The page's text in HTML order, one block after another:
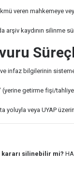
veren mahkemeye
kaydının silinme
infaz bilgilerinin
getirme fişi/
yoluyla veya UYAP
kararı silinebilir mi?